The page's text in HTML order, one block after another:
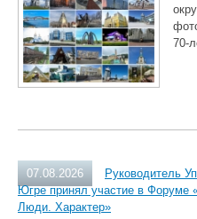
07.08.2026
Руководитель
Югре принял участие в Форуме
Люди. Характер»